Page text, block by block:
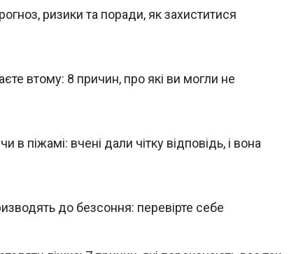
ризики та поради, як захиститися
втому: 8 причин, про які ви могли не
в піжамі: вчені дали чітку відповідь, і вона
до безсоння: перевірте себе